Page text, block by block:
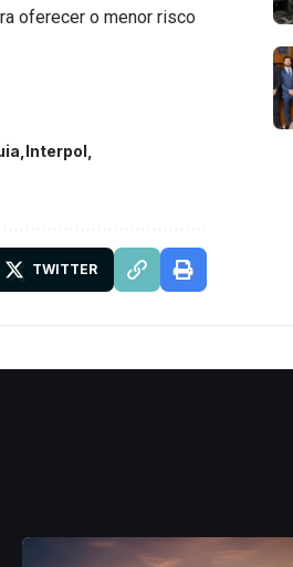
oferecer o menor risco
Interpol
TWITTER